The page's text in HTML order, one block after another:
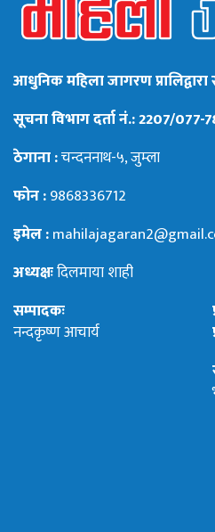
आधुनिक महिला जागरण प्रालिद्वारा
सूचना विभाग दर्ता नं.: 2207/077-
ठेगाना :चन्दननाथ-५, जुम्ला
फोन :9868336712
इमेल :
अध्यक्षःदिलमाया शाही
सम्पादकः
नन्दकृष्ण आचार्य